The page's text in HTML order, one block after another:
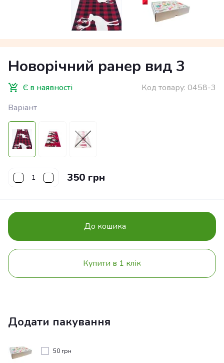
Новорічний ранер вид 3
Є в наявності Код товару: 0458-3
Варіант
350 грн
До кошика
Купити в 1 клік
Додати пакування
50 грн